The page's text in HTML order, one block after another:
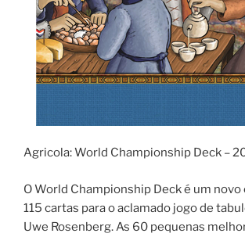
Agricola: World Championship Deck –
O World Championship Deck é um
115 cartas para o aclamado jogo de
Uwe Rosenberg. As 60 pequenas